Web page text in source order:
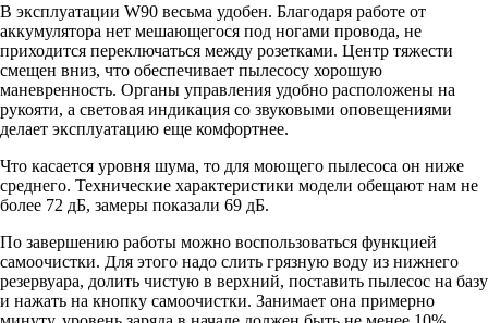
В эксплуатации W90 весьма удобен. Благодаря работе от
аккумулятора нет мешающегося под ногами провода, не
приходится переключаться между розетками. Центр тяжести
смещен вниз, что обеспечивает пылесосу хорошую
маневренность. Органы управления удобно расположены на
рукояти, а световая индикация со звуковыми оповещениями
делает эксплуатацию еще комфортнее.
Что касается уровня шума, то для моющего пылесоса он ниже
среднего. Технические характеристики модели обещают нам не
более 72 дБ, замеры показали 69 дБ.
По завершению работы можно воспользоваться функцией
самоочистки. Для этого надо слить грязную воду из нижнего
резервуара, долить чистую в верхний, поставить пылесос на базу
и нажать на кнопку самоочистки. Занимает она примерно